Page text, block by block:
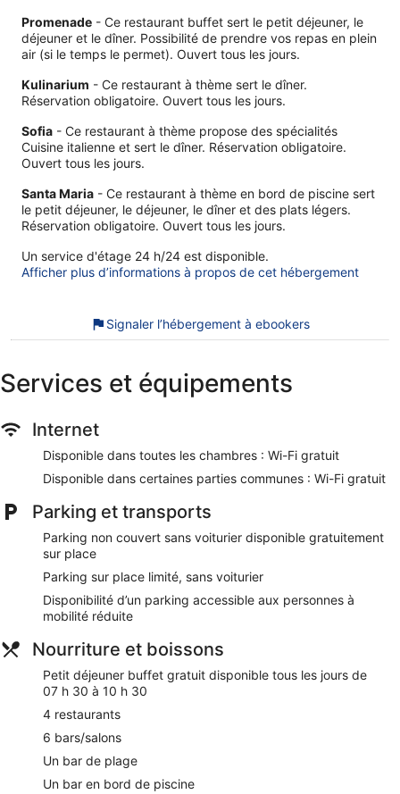
Promenade - Ce restaurant buffet sert le petit déjeuner, le
déjeuner et le dîner. Possibilité de prendre vos repas en plein
air (si le temps le permet). Ouvert tous les jours.
Kulinarium - Ce restaurant à thème sert le dîner.
Réservation obligatoire. Ouvert tous les jours.
Sofia - Ce restaurant à thème propose des spécialités
Cuisine italienne et sert le dîner. Réservation obligatoire.
Ouvert tous les jours.
Santa Maria - Ce restaurant à thème en bord de piscine sert
le petit déjeuner, le déjeuner, le dîner et des plats légers.
Réservation obligatoire. Ouvert tous les jours.
Un service d'étage 24 h/24 est disponible.
Afficher plus d’informations à propos de cet hébergement
Signaler l’hébergement à ebookers
Services et équipements
Internet
Disponible dans toutes les chambres : Wi-Fi gratuit
Disponible dans certaines parties communes : Wi-Fi gratuit
Parking et transports
Parking non couvert sans voiturier disponible gratuitement
sur place
Parking sur place limité, sans voiturier
Disponibilité d’un parking accessible aux personnes à
mobilité réduite
Nourriture et boissons
Petit déjeuner buffet gratuit disponible tous les jours de
07 h 30 à 10 h 30
4 restaurants
6 bars/salons
Un bar de plage
Un bar en bord de piscine